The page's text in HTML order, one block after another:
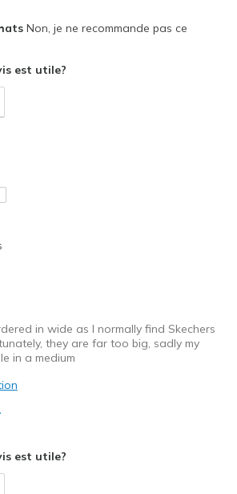
Non, je ne recommande pas ce
est utile?
in wide as I normally find Skechers
they are far too big, sadly my
in a medium
est utile?